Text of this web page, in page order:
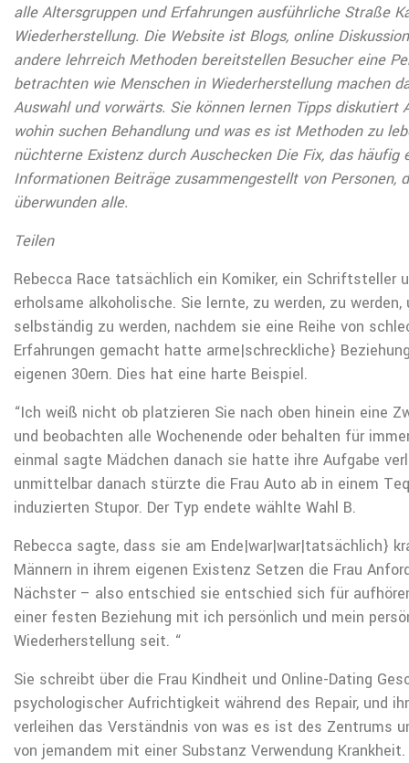
alle Altersgruppen und Erfahrungen ausführliche Straße
Wiederherstellung. Die Website ist Blogs, online
andere lehrreich Methoden bereitstellen Besucher eine
betrachten wie Menschen in Wiederherstellung machen
Auswahl und vorwärts. Sie können lernen Tipps diskutiert
wohin suchen Behandlung und was es ist Methoden zu
nüchterne Existenz durch Auschecken Die Fix, das häufig
Informationen Beiträge zusammengestellt von Personen,
überwunden alle.
Teilen
Rebecca Race tatsächlich ein Komiker, ein Schriftsteller
erholsame alkoholische. Sie lernte, zu werden, zu werden,
selbständig zu werden, nachdem sie eine Reihe von
Erfahrungen gemacht hatte arme|schreckliche}
eigenen 30ern. Dies hat eine harte Beispiel.
“Ich weiß nicht ob platzieren Sie nach oben hinein eine
und beobachten alle Wochenende oder behalten für
einmal sagte Mädchen danach sie hatte ihre Aufgabe
unmittelbar danach stürzte die Frau Auto ab in einem
induzierten Stupor. Der Typ endete wählte Wahl B.
Rebecca sagte, dass sie am Ende|war|war|tatsächlich}
Männern in ihrem eigenen Existenz Setzen die Frau
Nächster – also entschied sie entschied sich für
einer festen Beziehung mit ich persönlich und mein
Wiederherstellung seit. “
Sie schreibt über die Frau Kindheit und Online-Dating
psychologischer Aufrichtigkeit während des Repair, und
verleihen das Verständnis von was es ist des Zentrums
von jemandem mit einer Substanz Verwendung